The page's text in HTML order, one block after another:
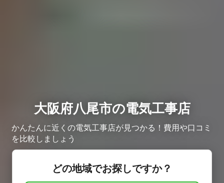
大阪府八尾市の電気工事店
かんたんに近くの電気工事店が見つかる！費用や口コミ
を比較しましょう
どの地域でお探しですか？